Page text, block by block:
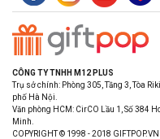
CÔNG TY TNHH M12 PLUS
Trụ sở chính: Phòng 305, Tầng 3, Tòa
phố Hà Nội.
Văn phòng HCM: CirCO Lầu 1, Số 384
Minh.
COPYRIGHT © 1998 - 2018 GIFTPOP.VN